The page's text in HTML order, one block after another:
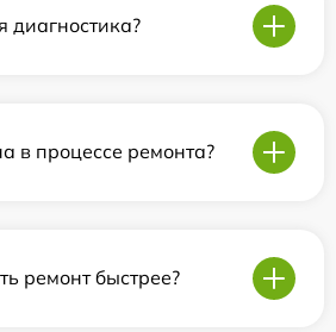
диагностика?
в процессе ремонта?
ремонт быстрее?